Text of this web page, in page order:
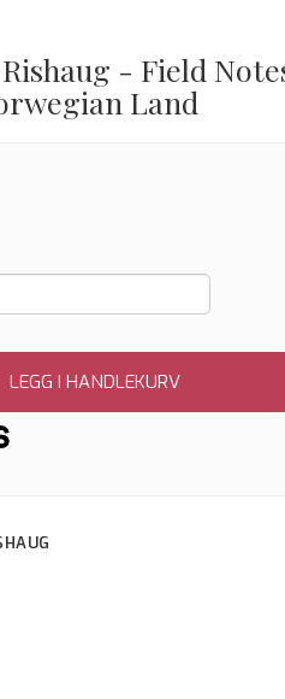
- Field
Land
LEGG I HANDLEKURV